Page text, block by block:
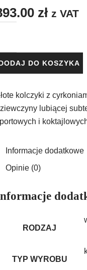
zł z VAT
DO KOSZYKA
kolczyki z
lubiącej
i
Informacje dodatkowe
Opinie (0)
RODZAJ
TYP WYROBU